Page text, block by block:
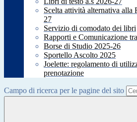
Scelta attività alternativa
27
Servizio di comodato dei libri
Rapporti e Comunicazione
Borse di Studio 2025-26
Sportello Ascolto 2025
Joelette: regolamento di
prenotazione
Campo di ricerca per le pagine del sito